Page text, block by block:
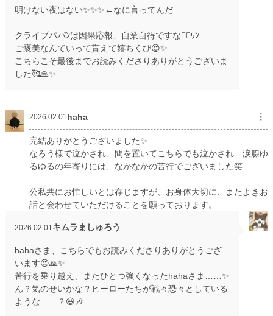
明けない夜はない✨✨✨←なに言ってんだ
クライブパパﾝは因果応報、自業自得ですな🙂‍↕️ｳﾝ
ご褒美なんていって貰えて嬉ちくび😍✨
こちらこそ最後までお読みくださりありがとうございま
した🥰🙏✨
2026.02.01haha ︙
完結ありがとうございました✨
なろう様で泣かされ、間を置いてこちらでも泣かされ…涙腺ゆ
るゆるの年寄りには、なかなかの苦行でございました笑
公私共にお忙しいとは存じますが、お身体大切に、またよきお
話と会わせていただけることを願っております。
2026.02.01 キムラましゅろう
hahaさま、こちらでもお読みくださりありがとうござ
います😍🙏✨
苦行を乗り越え、またひとつ強くなったhahaさま……✨
ん？気のせいかな？ヒーローたちが戦々恐々としている
ような……？😆🎶